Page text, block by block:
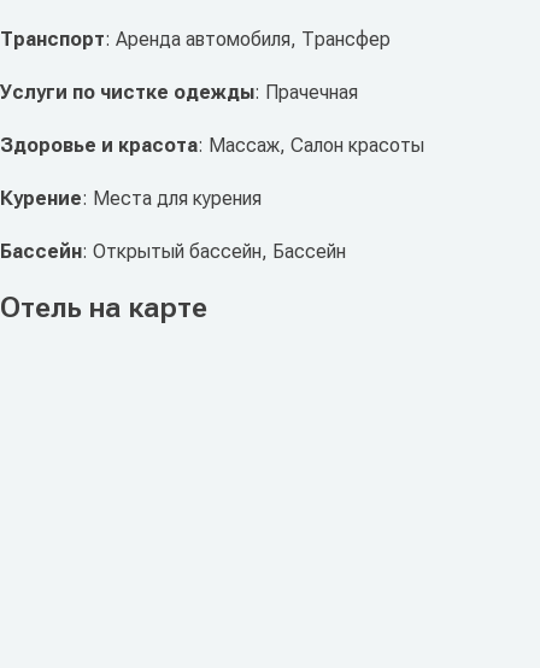
Транспорт: Аренда автомобиля, Трансфер
Услуги по чистке одежды: Прачечная
Здоровье и красота: Массаж, Салон красоты
Курение: Места для курения
Бассейн: Открытый бассейн, Бассейн
Отель на карте